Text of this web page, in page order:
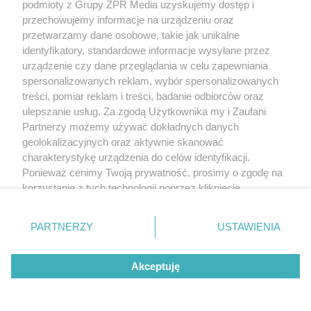
Wobec tego ćwiczenie to może bardziej zaszkodzić
niż pomóc.
podmioty z Grupy ZPR Media uzyskujemy dostęp i
przechowujemy informacje na urządzeniu oraz
przetwarzamy dane osobowe, takie jak unikalne
identyfikatory, standardowe informacje wysyłane przez
urządzenie czy dane przeglądania w celu zapewniania
spersonalizowanych reklam, wybór spersonalizowanych
treści, pomiar reklam i treści, badanie odbiorców oraz
ulepszanie usług. Za zgodą Użytkownika my i Zaufani
Partnerzy możemy używać dokładnych danych
geolokalizacyjnych oraz aktywnie skanować
charakterystykę urządzenia do celów identyfikacji.
Ponieważ cenimy Twoją prywatność, prosimy o zgodę na
korzystanie z tych technologii poprzez kliknięcie
zmienić/wycofać klikając przycisk ustawień prywatności
znajdujący się w lewym dolnym rogu strony
rodzaje przetwarzania danych nie wymagają zgody
użytkownika, ale masz prawo sprzeciwić się takiemu
przetwarzaniu. Preferencje będą miały zastosowanie tylko
PARTNERZY USTAWIENIA
Akceptuję